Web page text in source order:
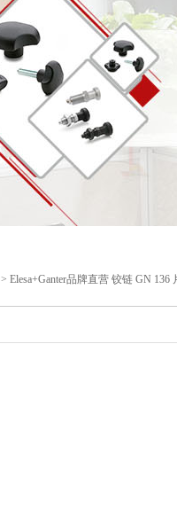
> Elesa+Ganter品牌直营 铰链 GN